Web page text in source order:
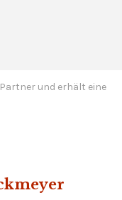
und erhält eine